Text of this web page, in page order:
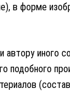
в форме
иного
подобного